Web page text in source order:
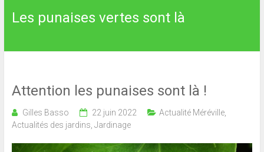
Les punaises vertes sont là
Attention les punaises sont là !
Gilles Basso 22 juin 2022 Actualité Méréville,
Actualités des jardins Jardinage